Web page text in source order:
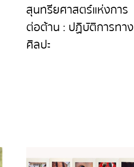
สุนทรียศาสตร์แห่งการ
ต่อต้าน : ปฏิบัติการทาง
ศิลปะ